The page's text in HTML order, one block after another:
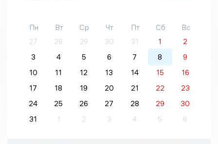
Пн Вт Ср Чт Пт Сб
Вс
27
28 29 30 31 1
2
3
4 5 6 7 8
9
10
11 12 13 14 15
16
17
18 19 20 21 22
23
24
25 26 27 28 29
30
31
1 2 3 4 5 6